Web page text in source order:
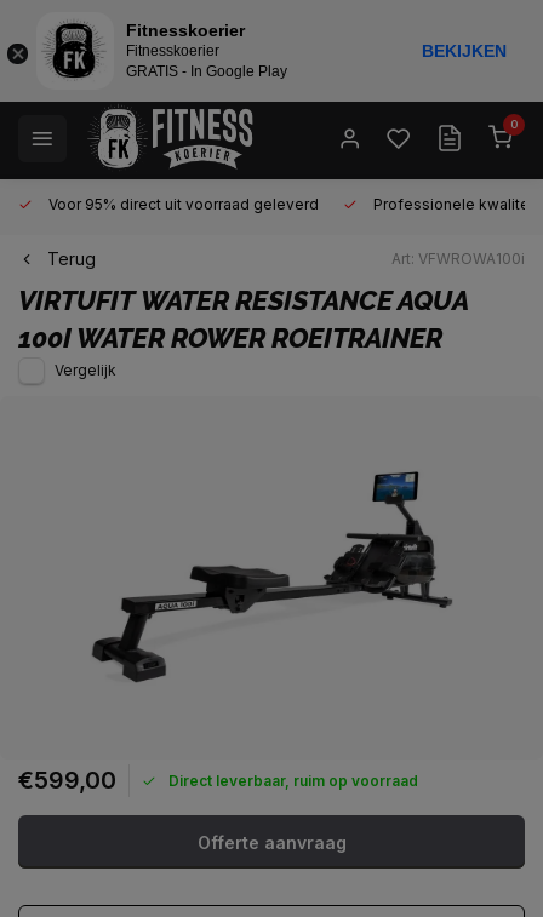
0
Voor 95% direct uit voorraad geleverd Professionele kwaliteit
Terug Art: VFWROWA100i
VIRTUFIT WATER RESISTANCE AQUA
100I WATER ROWER ROEITRAINER
Vergelijk
€599,00 Direct leverbaar, ruim op voorraad
Offerte aanvraag
Fitnesskoerier
Fitnesskoerier
GRATIS - In Google Play
BEKIJKEN